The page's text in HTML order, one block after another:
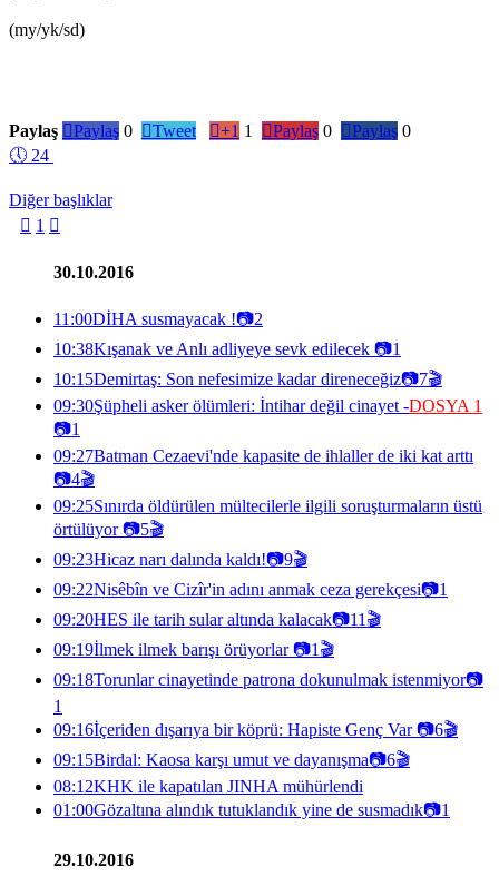
(my/yk/sd)
Paylaş Paylaş 0 Tweet +1 1 Paylaş 0 Paylaş 0
🕔 24
Diğer başlıklar
 1 
30.10.2016
11:00DİHA susmayacak !📷2
10:38Kışanak ve Anlı adliyeye sevk edilecek 📷1
10:15Demirtaş: Son nefesimize kadar direneceğiz📷7🎬
09:30Şüpheli asker ölümleri: İntihar değil cinayet -DOSYA 1
📷1
09:27Batman Cezaevi'nde kapasite de ihlaller de iki kat arttı
📷4🎬
09:25Sınırda öldürülen mültecilerle ilgili soruşturmaların üstü
örtülüyor📷5🎬
09:23Hicaz narı dalında kaldı!📷9🎬
09:22Nisêbîn ve Cizîr'in adını anmak ceza gerekçesi📷1
09:20HES ile tarih sular altında kalacak📷11 🎬
09:19İlmek ilmek barışı örüyorlar📷1 🎬
09:18Torunlar cinayetinde patrona dokunulmak istenmiyor📷
1
09:16İçeriden dışarıya bir köprü: Hapiste Genç Var📷6🎬
09:15Birdal: Kaosa karşı umut ve dayanışma📷6🎬
08:12KHK ile kapatılan JINHA mühürlendi
01:00Gözaltına alındık tutuklandık yine de susmadık📷1
29.10.2016